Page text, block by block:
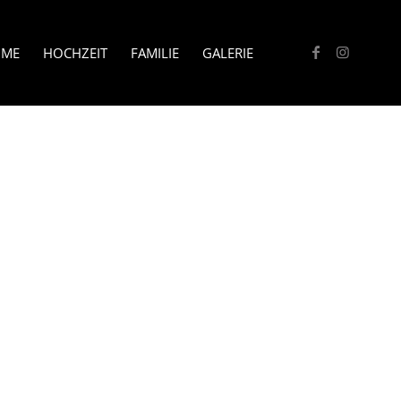
HOCHZEIT FAMILIE GALERIE